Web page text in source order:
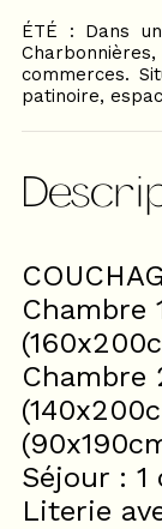
ÉTÉ : Dans
commerces.
patinoire,
Chambre
Chambre
Séjour : 1
Literie